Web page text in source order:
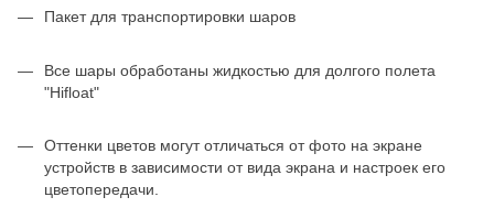
Пакет для транспортировки шаров
Все шары обработаны жидкостью для долгого полета
"Hifloat"
Оттенки цветов могут отличаться от фото на экране
устройств в зависимости от вида экрана и настроек его
цветопередачи.